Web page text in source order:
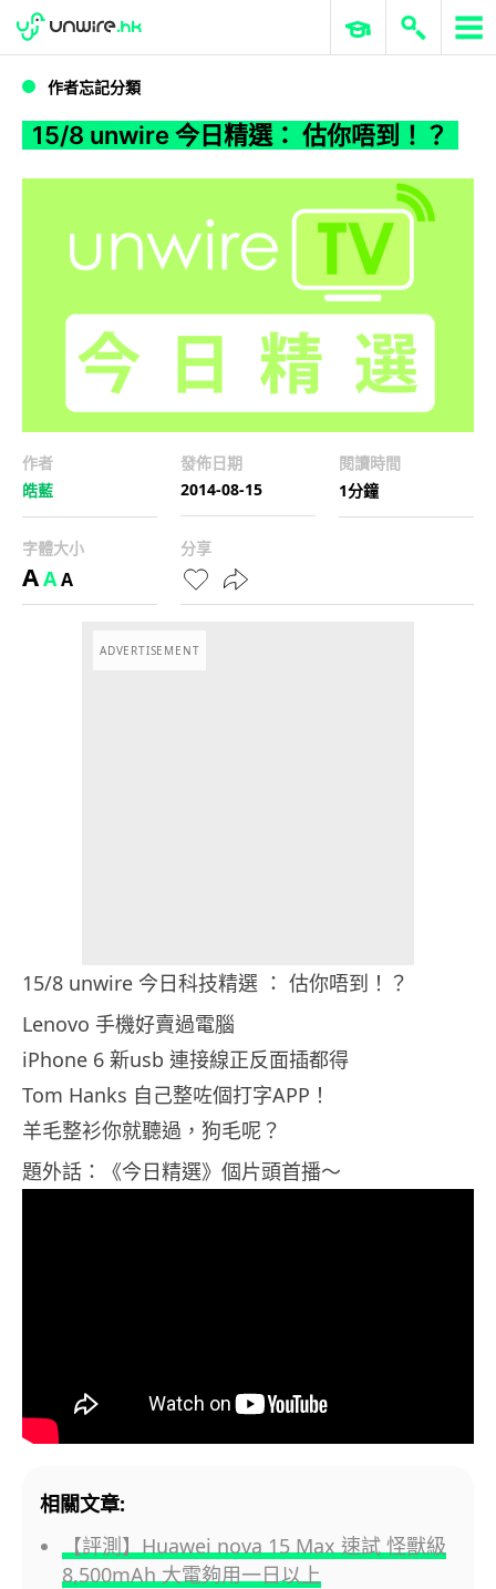
15/8 unwire 今日精選： 估你唔到！？
WWDC 2026 ERP 與商業 AI
作者忘記分類
15/8 unwire 今日精選： 估你唔到！？
作者
皓藍
發佈日期
2014-08-15
閱讀時間
1分鐘
字體大小
AAA
分享
ADVERTISEMENT
15/8 unwire 今日科技精選 ： 估你唔到！？
Lenovo 手機好賣過電腦
iPhone 6 新usb 連接線正反面插都得
Tom Hanks 自己整咗個打字APP！
羊毛整衫你就聽過，狗毛呢？
題外話：《今日精選》個片頭首播～
相關文章:
【評測】Huawei nova 15 Max 速試 怪獸級
8,500mAh 大電夠用一日以上